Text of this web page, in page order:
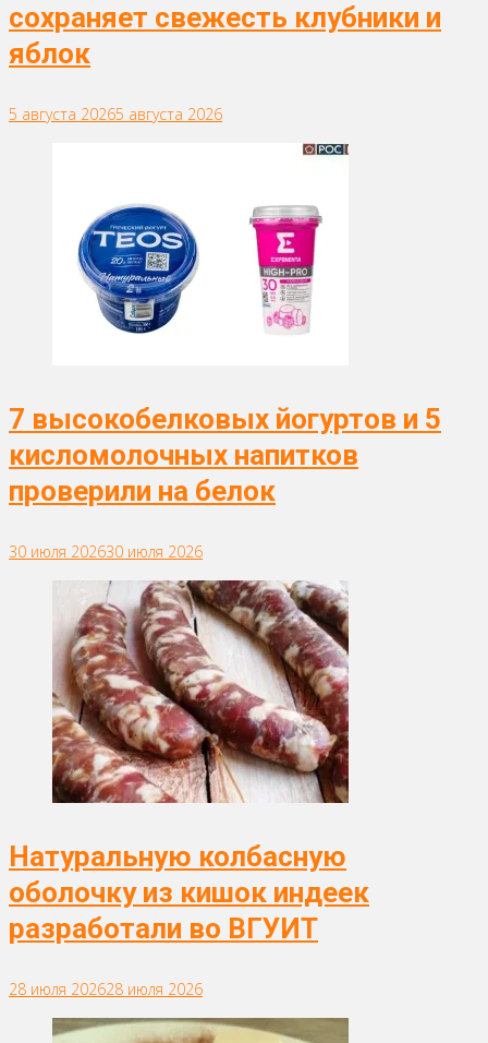
сохраняет свежесть клубники и
яблок
5 августа 20265 августа 2026
7 высокобелковых йогуртов и 5
кисломолочных напитков
проверили на белок
30 июля 202630 июля 2026
Натуральную колбасную
оболочку из кишок индеек
разработали во ВГУИТ
28 июля 202628 июля 2026